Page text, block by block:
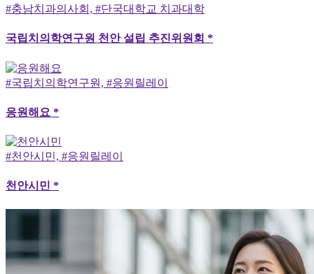
#충남치과의사회, #단국대학교 치과대학
국립치의학연구원 천안 설립 추진위원회 *
#국립치의학연구원, #응원릴레이
응원해요 *
#천안시민, #응원릴레이
천안시민 *